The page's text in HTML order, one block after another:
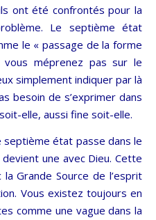
ont été confrontés pour la
Le septième état
le « passage de la forme
vous méprenez pas sur le
simplement indiquer par là
besoin de s’exprimer dans
elle, aussi fine soit-elle.
septième état passe dans le
une avec Dieu. Cette
la Grande Source de l’esprit
Vous existez toujours en
comme une vague dans la